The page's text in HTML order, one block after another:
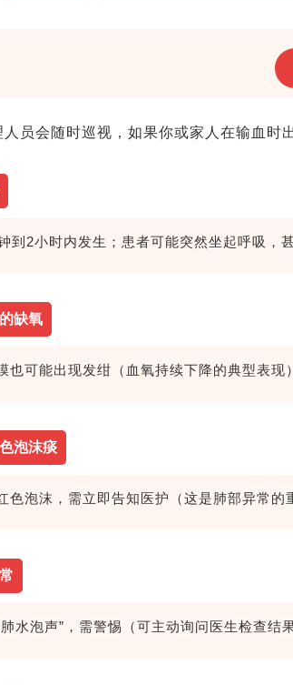
员会随时巡视，如果你或家人在输血时
到2小时内发生；患者可能突然坐起呼吸，
缺氧
也可能出现发绀（血氧持续下降的典型表现
泡沫痰
色泡沫，需立即告知医护（这是肺部异常的
水泡声”，需警惕（可主动询问医生检查结